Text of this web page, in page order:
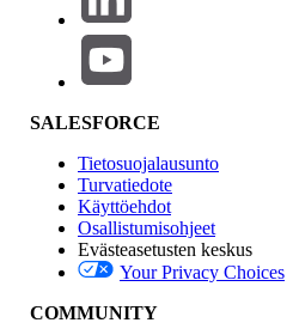
Ominaisuuden vaikutus
Edition
SALESFORCE
Tietosuojalausunto
Turvatiedote
Käyttöehdot
Osallistumisohjeet
Evästeasetusten keskus
Your Privacy Choices
COMMUNITY